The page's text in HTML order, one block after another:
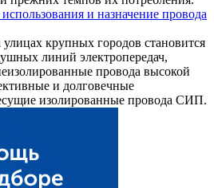
и назначение провода
крупных городов становится
линий электропередач,
провода высокой
и долговечные
изолированные провода СИП.